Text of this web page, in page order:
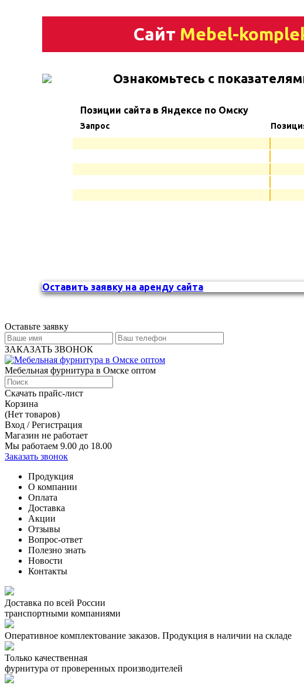
Сайт Mebel-
Ознакомьтесь с
Позиции сайта в Яндексе по Омску
Запрос
Оставить заявку на аренду сайта
Оставьте заявку
ЗАКАЗАТЬ ЗВОНОК
Мебельная фурнитура в Омске оптом
Скачать прайс-лист
Корзина
(Нет товаров)
Вход / Регистрация
Магазин не работает
Мы работаем 9.00 до 18.00
Заказать звонок
Продукция
О компании
Оплата
Доставка
Акции
Отзывы
Вопрос-ответ
Полезно знать
Новости
Контакты
Доставка по всей России
транспортными компаниями
Оперативное комплектование заказов. Продукция в наличии на складе
Только качественная
фурнитура от проверенных производителей